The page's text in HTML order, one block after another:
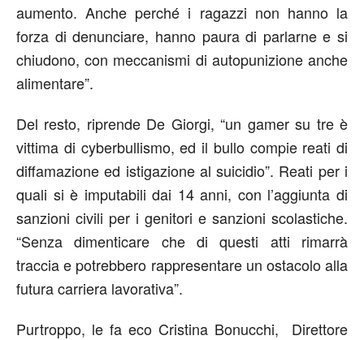
aumento. Anche perché i ragazzi non hanno la
forza di denunciare, hanno paura di parlarne e si
chiudono, con meccanismi di autopunizione anche
alimentare”.
Del resto, riprende De Giorgi, “un gamer su tre è
vittima di cyberbullismo, ed il bullo compie reati di
diffamazione ed istigazione al suicidio”. Reati per i
quali si è imputabili dai 14 anni, con l’aggiunta di
sanzioni civili per i genitori e sanzioni scolastiche.
“Senza dimenticare che di questi atti rimarrà
traccia e potrebbero rappresentare un ostacolo alla
futura carriera lavorativa”.
Purtroppo, le fa eco Cristina Bonucchi, Direttore